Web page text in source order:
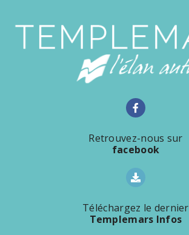
Retrouvez-nous sur
facebook
Téléchargez le dernier
Templemars Infos